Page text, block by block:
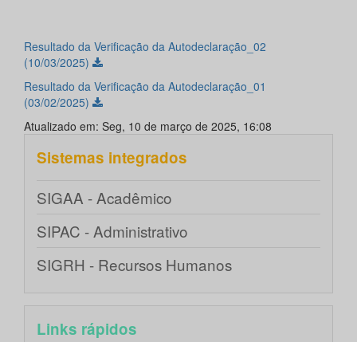
Resultado da Verificação da Autodeclaração_02
(10/03/2025)
Resultado da Verificação da Autodeclaração_01
(03/02/2025)
Atualizado em: Seg, 10 de março de 2025, 16:08
Sistemas integrados
SIGAA - Acadêmico
SIPAC - Administrativo
SIGRH - Recursos Humanos
Links rápidos